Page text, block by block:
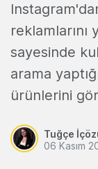
reklamlarını
sayesinde
arama
ürünlerini
Tuğçe
06 Kasım